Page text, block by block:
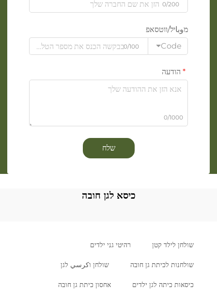
0/200
מوباיל/ווטסאפ
Code
0/100
הודעה
0/1000
שלח
כיסא לגן חובה
שולחן לילד קטן רהיטי גני ילדים
שולחנות לכיתת גן חובה שולחן וكرسي לגן
כיסאות כיתה לגן ילדים אחסון כיתת גן חובה